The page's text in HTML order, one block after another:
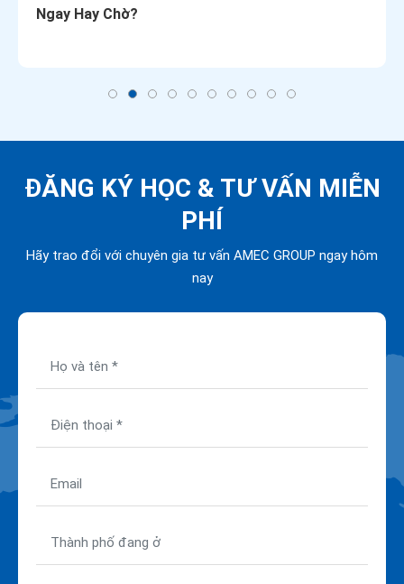
ĐĂNG KÝ HỌC & TƯ VẤN MIỄN
PHÍ
Hãy trao đổi với chuyên gia tư vấn AMEC GROUP ngay hôm
nay